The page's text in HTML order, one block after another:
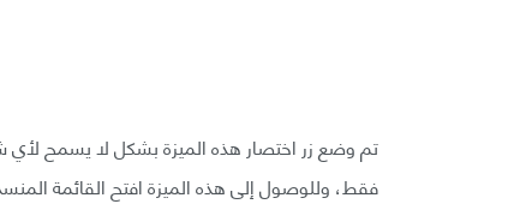
فقط، وللوصول إلى هذه الميزة افتح القائمة